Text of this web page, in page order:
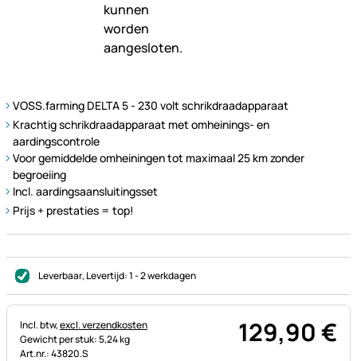
VOSS.farming DELTA 5 - 230 volt schrikdraadapparaat
Krachtig schrikdraadapparaat met omheinings- en
aardingscontrole
Voor gemiddelde omheiningen tot maximaal 25 km zonder
begroeiing
Incl. aardingsaansluitingsset
Prijs + prestaties = top!
Leverbaar, Levertijd:1 - 2 werkdagen
Belastinginformatie:
Incl. btw,excl. verzendkosten
Gewicht per stuk: 5,24 kg
Art.nr.: 43820.S
129,90€